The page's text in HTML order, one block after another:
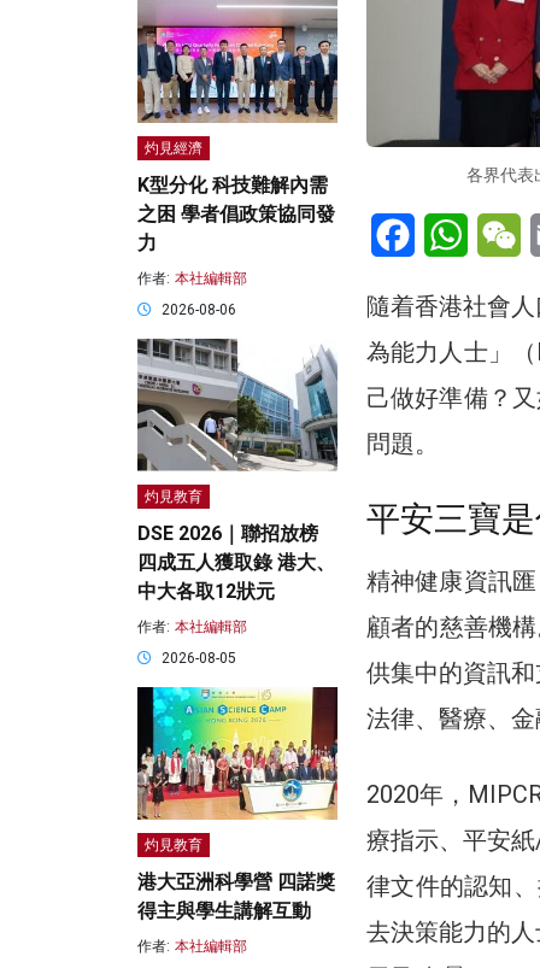
各界代表
Facebook
隨着香港社會
為能力人士」
己做好準備？
問題。
平安三寶
精神健康資訊
顧者的慈善機
供集中的資訊
法律、醫療、
2020年，
療指示、平安
律文件的認知
去決策能力的
灼見經濟
K型分化 科技難解內需
之困 學者倡政策協同發
力
作者: 本社編輯部
2026-08-06
灼見教育
DSE 2026｜聯招放榜
四成五人獲取錄 港大、
中大各取12狀元
作者: 本社編輯部
2026-08-05
灼見教育
港大亞洲科學營 四諾獎
得主與學生講解互動
作者: 本社編輯部